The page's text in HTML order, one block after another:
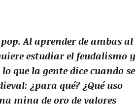
Al aprender de ambas al
estudiar el feudalismo y
que la gente dice cuando se
¿para qué? ¿Qué uso
mina de oro de valores